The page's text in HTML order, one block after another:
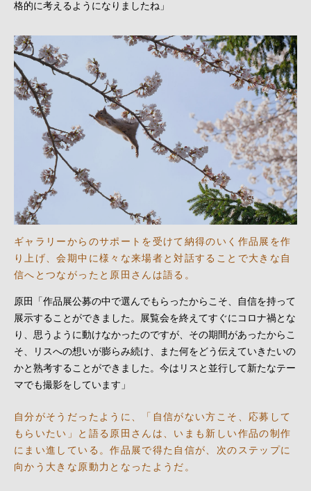
格的に考えるようになりましたね」
ギャラリーからのサポートを受けて納得のいく作品展を作
り上げ、会期中に様々な来場者と対話することで大きな自
信へとつながったと原田さんは語る。
原田「作品展公募の中で選んでもらったからこそ、自信を持って
展示することができました。展覧会を終えてすぐにコロナ禍とな
り、思うように動けなかったのですが、その期間があったからこ
そ、リスへの想いが膨らみ続け、また何をどう伝えていきたいの
かと熟考することができました。今はリスと並行して新たなテー
マでも撮影をしています」
自分がそうだったように、「自信がない方こそ、応募して
もらいたい」と語る原田さんは、いまも新しい作品の制作
にまい進している。作品展で得た自信が、次のステップに
向かう大きな原動力となったようだ。